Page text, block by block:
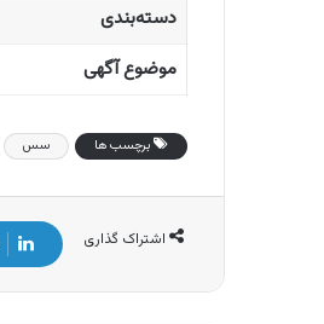
دسته‌بندی
موضوع آگهی
برچسب ها سس
اشتراک گذاری